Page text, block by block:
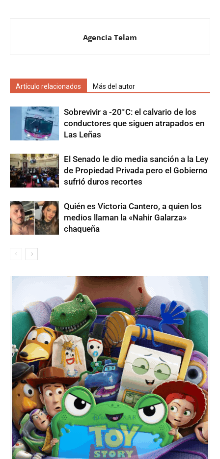
Agencia Telam
Artículo relacionados Más del autor
Sobrevivir a -20°C: el calvario de los
conductores que siguen atrapados en
Las Leñas
El Senado le dio media sanción a la Ley
de Propiedad Privada pero el Gobierno
sufrió duros recortes
Quién es Victoria Cantero, a quien los
medios llaman la «Nahir Galarza»
chaqueña